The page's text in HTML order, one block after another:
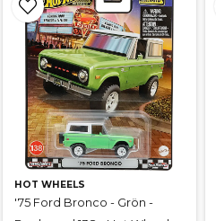
HOT WHEELS
'75 Ford Bronco - Grön -